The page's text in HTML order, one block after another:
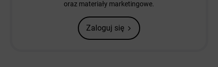
oraz materiały marketingowe.
Zaloguj się